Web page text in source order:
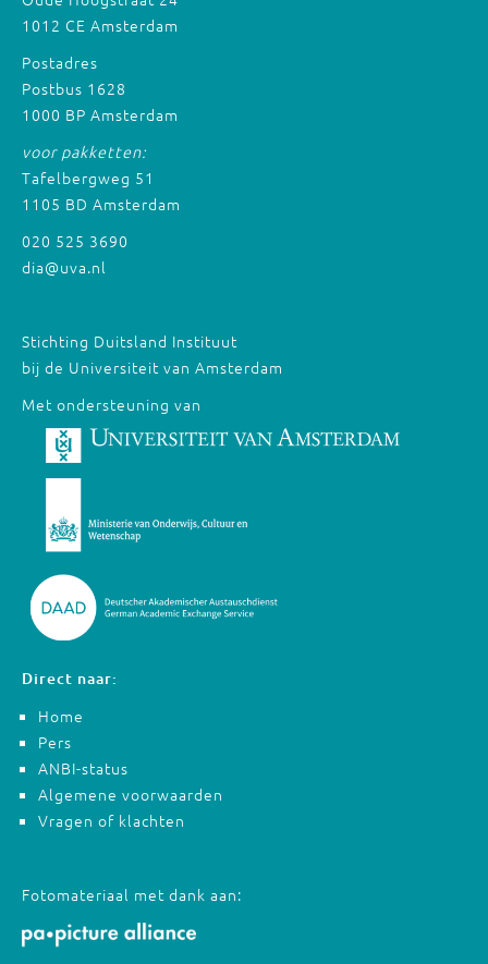
1012 CE Amsterdam
Postadres
Postbus 1628
1000 BP Amsterdam
voor pakketten:
Tafelbergweg 51
1105 BD Amsterdam
020 525 3690
dia@uva.nl
Stichting Duitsland Instituut
bij de Universiteit van Amsterdam
Met ondersteuning van
Direct naar:
Home
Pers
ANBI-status
Algemene voorwaarden
Vragen of klachten
Fotomateriaal met dank aan: